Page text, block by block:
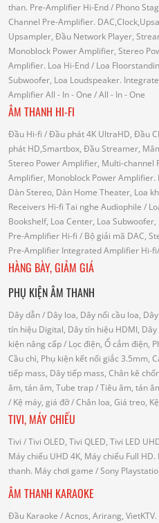
than. Pre-Amplifier Hi-End/ Phono
Channel Pre-Amplifier.
Upsampler, Đầu Network Player,
Monoblock Power Amplifier, Stereo
Amplifier. Loa Hi-End/ Loa
Subwoofer, Loa Loudspeaker.
AmplifierAll - In - One / All - In - One
ÂM THANH HI-FI
Đầu Hi-fi / Đầu phát 4K UltraHD, Đầu
phát HD,Smartbox, Đầu Streamer,
Stereo Power Amplifier, Multi-channel
Amplifier, Monoblock Power Amplifier.
Dàn Stereo, Dàn Home Theater, Loa
Receivers Hi-fi Tai nghe Audiophile /
Bookshelf, Loa Center, Loa
Pre-Amplifier Hi-fi / Bộ giải mã DAC,
Pre-Amplifier Integrated Amplifier Hi-fi
HÀNG BÀY, GIẢM GIÁ
PHỤ KIỆN ÂM THANH
Dây dẫn/ Dây loa, Dây nối cầu loa,
tín hiệu Digital, Dây tín hiệu HDMI,
kiện nâng cấp/ Lọc điện, Ổ cắm điện,
Cầu chì, Phụ kiện kết nối giắc 3.5mm,
tiếp mass, Dây tiếp mass, Chân kê
âm, tán âm, Tube trap/ Tiêu âm, tán
/ Kệ máy, giá đỡ/ Chân loa, Giá treo,
TIVI, MÁY CHIẾU
Tivi / Tivi OLED, Tivi QLED, Tivi LED
Máy chiếu UHD 4K, Máy chiếu Full HD.
thanh. Máy chơi game / Sony
ÂM THANH KARAOKE
Đầu Karaoke / Acnos, Arirang, VietKTV.